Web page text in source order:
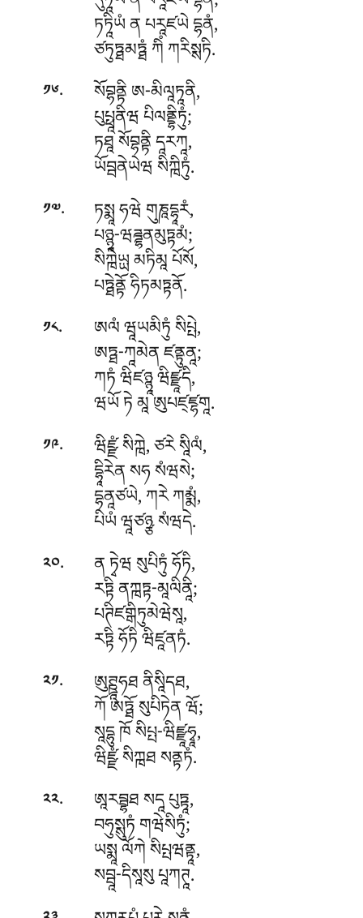
ཏཏཱིཡཾ ན པརཱཛཡེ དྷནཾ,
ཙཏུཏྠམཏྠཾ ཀིཾ ཀརིསྶཏི.
༡༦. སོབྷནྟིཨ-མིལཱཏཱནི,
པུཔྥཱནིཝ པིལནྡྷིཏུཾ;
ཏཐཱ སོབྷནྟི དཱརཀཱ,
ཡོབྦནེཡེཝ སིཀྑིཏུཾ.
༡༧. ཏསྨཱཧཝེ གུཎཱདྷཱརཾ,
པཉྙཱ-ཝཌྜྷནམུཏྟམཾ;
སིཀྑེཡྻ མཏིམཱ པོསོ,
པཏྠེནྟོ ཧིཏམཏྟནོ.
༡༨. ཨལཾཝཱཡམིཏུཾ སིཔྤེ,
ཨཏྠ-ཀཱམེན ཛནྟུནཱ;
ཀཏཾ ཝིཛཉྙཱ ཝིཛྫཱདི,
ཝཡོ ཏེ མཱ ཨུཔཛ྄ཛྷགཱ.
༡༩. ཝིཛྫཾསིཀྑེ, ཙརེ སཱིལཾ,
དྷཱིརེན སཧ སཾཝསེ;
དྷནཱཙཡེ, ཀརེ ཀམྨཾ,
པིཡཾ ཝཱཙཉྩ སཾཝདེ.
༢༠. ནཏྭེཝ སུཔིཏུཾ ཧོཏི,
རཏྟི ནཀྑཏྟ-མཱལིནཱི;
པཊིཛགྒིཏུམེཝེསཱ,
རཏྟི ཧོཏི ཝིཛཱནཏཾ.
༢༡. ཨུཊྛཱཧཐནིསཱིདཐ,
ཀོ ཨཏྠོ སུཔིཏེན ཝོ;
སཱདྷུ ཁོ སིཔྤ-ཝིཛྫཱཧྭཱ,
ཝིཛྫཾ སིཀྑཐ སནྟཏཾ.
༢༢. ཨཱརབྦྷཐསདཱ པུཏྟཱ,
བཧུསྶུཏཾ གཝེསིཏུཾ;
ཡསྨཱ ལོཀེ སིཔྤཝནྟཱ,
སབྦཱ-དིསཱསུ པཱཀཊཱ.